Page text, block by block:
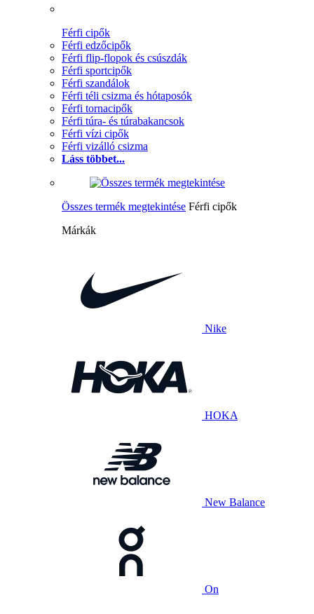
Férfi cipők
Férfi edzőcipők
Férfi flip-flopok és csúszdák
Férfi sportcipők
Férfi szandálok
Férfi téli csizma és hótaposók
Férfi tornacipők
Férfi túra- és túrabakancsok
Férfi vízi cipők
Férfi vizálló csizma
Láss többet...
Összes termék megtekintése Férfi cipők
Márkák
Nike
HOKA
New Balance
On